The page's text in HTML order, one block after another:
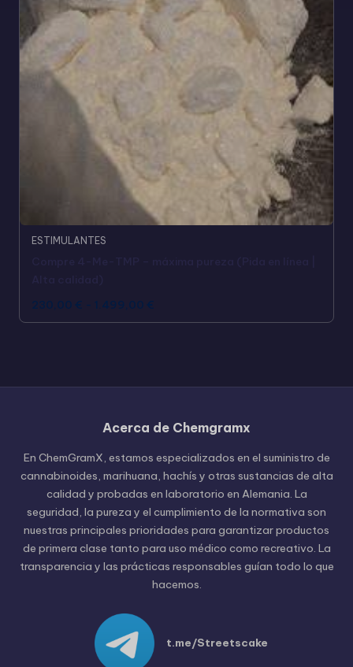
ESTIMULANTES
230,00 € - 1.499,00 €
Acerca de Chemgramx
En ChemGramX, estamos especializados en el suministro de
cannabinoides, marihuana, hachís y otras sustancias de alta
calidad y probadas en laboratorio en Alemania. La
seguridad, la pureza y el cumplimiento de la normativa son
nuestras principales prioridades para garantizar productos
de primera clase tanto para uso médico como recreativo. La
transparencia y las prácticas responsables guían todo lo que
hacemos.
t.me/Streetscake
English (United States)
Czech
Polish
Hungarian